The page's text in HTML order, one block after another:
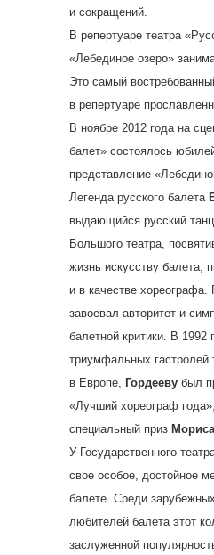
и сокращений.
В репертуаре театра
«Лебединое озеро»
Это самый
в репертуаре
В ноябре 2012 года на
балет» состоялось
представление
Легенда русского балета
выдающийся русский
Большого театра,
жизнь искусству балета,
и в качестве хореографа.
завоевал авторитет и
балетной критики. В 1992
триумфальных гастролей
в Европе, Гордееву был
«Лучший хореограф
специальный приз
У Государственного
свое особое, достойное
балете. Среди
любителей балета этот
заслуженной